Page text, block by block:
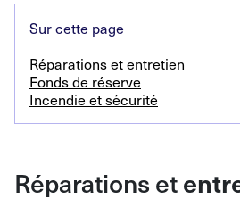
Sur cette page
Réparations et entretien
Fonds de réserve
Incendie et sécurité
Réparations et